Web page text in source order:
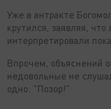
Уже в антракте
крутился, заявляя,
интерпретировали
Впрочем, объяснений
недовольные не
одно: "Позор!"